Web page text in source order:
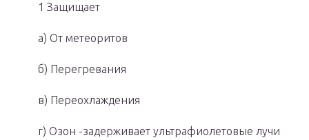
1 Защищает
а) От метеоритов
б) Перегревания
в) Переохлаждения
г) Озон -задерживает ультрафиолетовые лучи